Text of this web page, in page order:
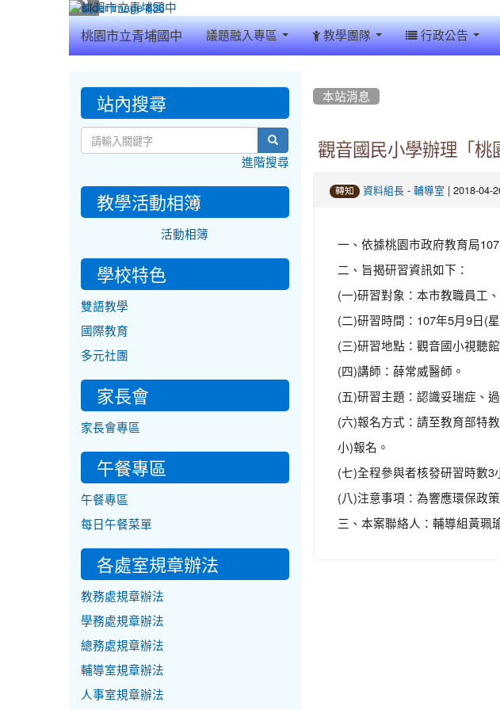
桃園市立青埔國中 議題融入專區 教學團隊 行政公告
本站消息
觀音國民小學辦理「桃
轉知 資料組長- 輔導室 | 2018-04-
一、依據桃園市政府教育局
二、旨揭研習資訊如下：
(一)研習對象：本市教職員工
(二)研習時間：107年5月9日(
(三)研習地點：觀音國小視聽
(四)講師：薛常威醫師。
(五)研習主題：認識妥瑞症、
(六)報名方式：請至教育部特
小)報名。
(七)全程參與者核發研習時數
(八)注意事項：為響應環保政
三、本案聯絡人：輔導組黃珮
::: 站內搜尋
search
進階搜尋
教學活動相簿
活動相簿
學校特色
雙語教學
國際教育
多元社團
家長會
家長會專區
午餐專區
午餐專區
每日午餐菜單
各處室規章辦法
教務處規章辦法
學務處規章辦法
總務處規章辦法
輔導室規章辦法
人事室規章辦法